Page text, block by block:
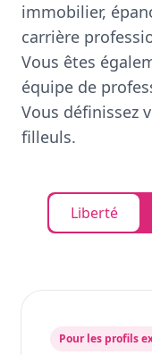
immobilier,
carrière
Vous êtes
équipe de
Vous définissez
filleuls.
Liberté
Pour les profils